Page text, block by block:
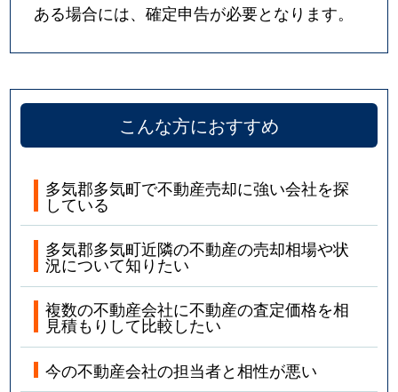
ある場合には、確定申告が必要となります。
こんな方におすすめ
多気郡多気町で不動産売却に強い会社を探
している
多気郡多気町近隣の不動産の売却相場や状
況について知りたい
複数の不動産会社に不動産の査定価格を相
見積もりして比較したい
今の不動産会社の担当者と相性が悪い